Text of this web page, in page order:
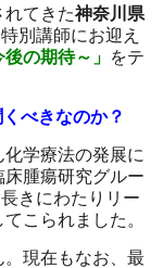
てきた神奈川県
別講師にお迎え
の期待～」 をテ
べきなのか？
学療法の発展に
腫瘍研究グルー
きにわたりリー
こられました。
現在もなお、最